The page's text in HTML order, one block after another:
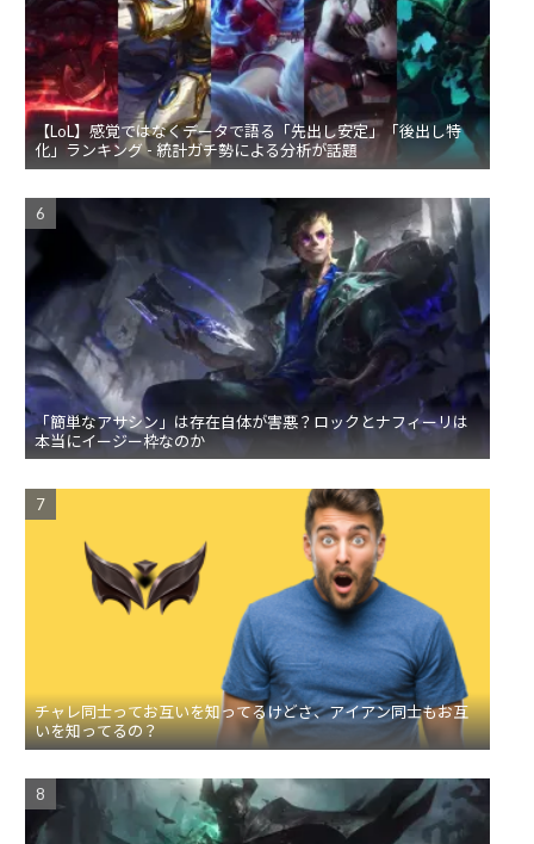
【LoL】感覚ではなくデータで語る「先出し安定」「後出し特
化」ランキング - 統計ガチ勢による分析が話題
「簡単なアサシン」は存在自体が害悪？ロックとナフィーリは
本当にイージー枠なのか
チャレ同士ってお互いを知ってるけどさ、アイアン同士もお互
いを知ってるの？